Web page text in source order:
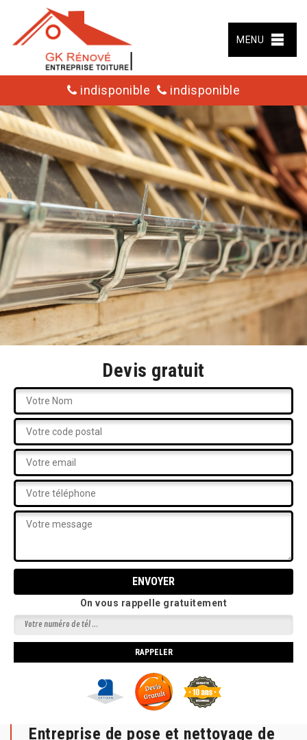
MENU
indisponible indisponible
Devis gratuit
On vous rappelle gratuitement
Entreprise de pose et nettoyage de